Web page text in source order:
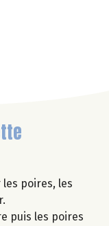
les poires, les
puis les poires